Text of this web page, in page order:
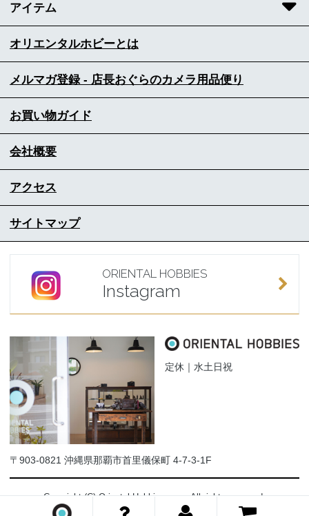
アイテム
オリエンタルホビーとは
メルマガ登録 - 店長おぐらのカメラ用品便り
お買い物ガイド
会社概要
アクセス
サイトマップ
ORIENTAL HOBBIES
Instagram
定休｜水土日祝
〒903-0821 沖縄県那覇市首里儀保町 4-7-3-1F
Copyright (C) Oriental-Hobbies.com. All rights reserved.